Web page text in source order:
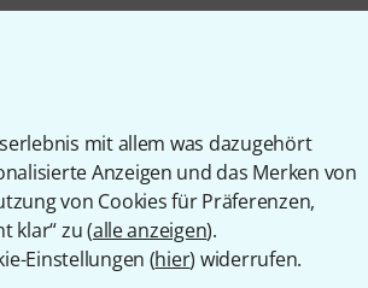
mit allem was dazugehört
Anzeigen und das Merken von
von Cookies für Präferenzen,
klar“ zu (alle anzeigen).
Einstellungen (hier) widerrufen.